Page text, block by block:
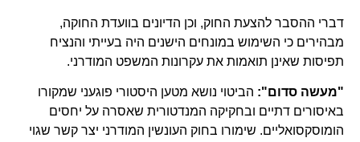
דברי ההסבר להצעת החוק, וכן הדיונים בוועדת החוקה,
מבהירים כי השימוש במונחים הישנים היה בעייתי והנציח
תפיסות שאינן תואמות את עקרונות המשפט המודרני.
"מעשה סדום": הביטוי נושא מטען היסטורי פוגעני שמקורו
באיסורים דתיים ובחקיקה המנדטורית שאסרה על יחסים
הומוסקסואליים. שימורו בחוק העונשין המודרני יצר קשר שגוי